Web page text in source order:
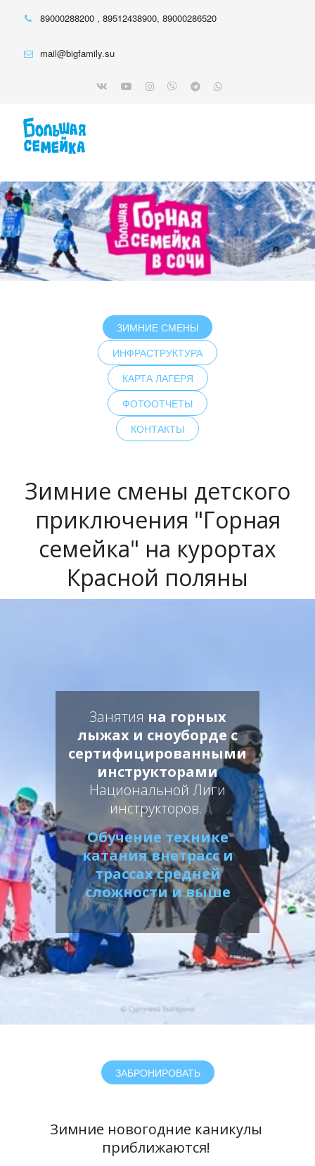
89000288200 , 89512438900, 89000286520
mail@bigfamily.su
ЗИМНИЕ СМЕНЫ
ИНФРАСТРУКТУРА
КАРТА ЛАГЕРЯ
ФОТООТЧЕТЫ
КОНТАКТЫ
Зимние смены детского
приключения "Горная
семейка" на курортах
Красной поляны
Занятия на горных
лыжах и сноуборде с
сертифицированными
инструкторами
Национальной Лиги
инструкторов.
Обучение технике
катания внетрасс и
трассах средней
сложности и выше
ЗАБРОНИРОВАТЬ
Зимние новогодние каникулы
приближаются!